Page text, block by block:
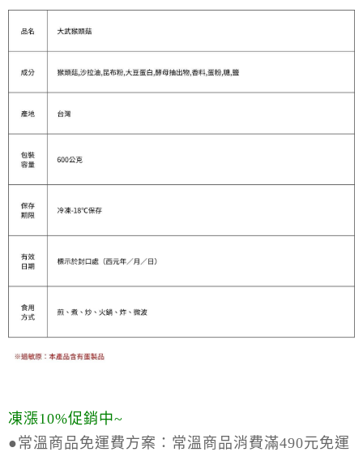
凍漲10%促銷中~
●常溫商品免運費方案： 常溫商品消費滿490元免運